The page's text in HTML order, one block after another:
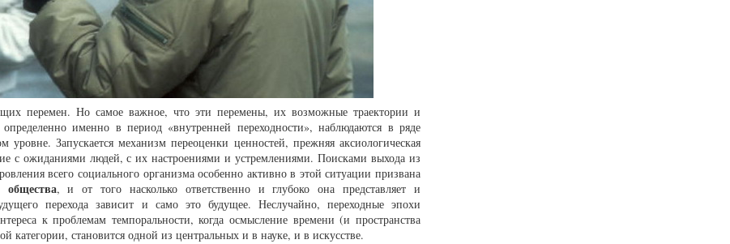
перемен. Но самое важное, что эти перемены, их возможные траектории и
именно в период «внутренней переходности», наблюдаются в ряде
уровне. Запускается механизм переоценки ценностей, прежняя аксиологическая
с ожиданиями людей, с их настроениями и устремлениями. Поисками выхода из
всего социального организма особенно активно в этой ситуации призвана
общества, и от того насколько ответственно и глубоко она представляет и
перехода зависит и само это будущее. Неслучайно, переходные эпохи
к проблемам темпоральности, когда осмысление времени (и пространства
категории, становится одной из центральных и в науке, и в искусстве.